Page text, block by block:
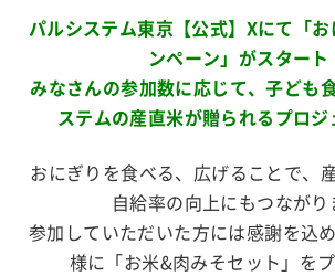
パルシステム東京【公式】Xにて「
ンペーン」がスタート
みなさんの参加数に応じて、子ども
ステムの産直米が贈られるプロジ
おにぎりを食べる、広げることで、
自給率の向上にもつながり
参加していただいた方には感謝を込
様に「お米&肉みそセット」を